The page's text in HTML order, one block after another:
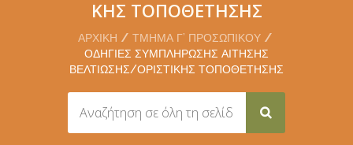
ΚΉΣ ΤΟΠΟΘΈΤΗΣΗΣ
ΑΡΧΙΚΉ
ΤΜΉΜΑ Γ’ ΠΡΟΣΩΠΙΚΟΎ
ΟΔΗΓΊΕΣ ΣΥΜΠΛΉΡΩΣΗΣ ΑΊΤΗΣΗΣ
ΒΕΛΤΊΩΣΗΣ/ΟΡΙΣΤΙΚΉΣ ΤΟΠΟΘΈΤΗΣΗΣ